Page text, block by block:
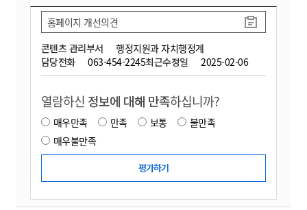
콘텐츠 관리부서
행정지원과 자치행정계
담당전화
063-454-2245최근수정일 2025-02-06
홈페이지 개선의견
열람하신 정보에 대해 만족하십니까?
매우만족 만족 보통
불만족
매우불만족